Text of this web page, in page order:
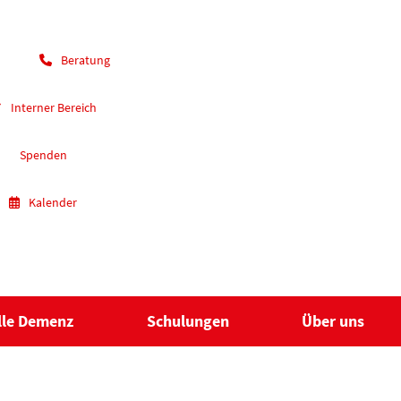
Beratung
Interner Bereich
Spenden
Kalender
Demenz Schulungen Über uns